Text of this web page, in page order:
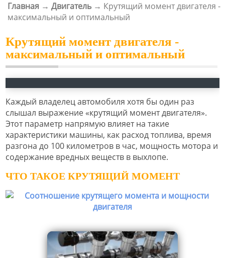
ВЫ ЗДЕСЬ
Главная → Двигатель → Крутящий момент двигателя -
максимальный и оптимальный
Крутящий момент двигателя -
максимальный и оптимальный
Каждый владелец автомобиля хотя бы один раз
слышал выражение «крутящий момент двигателя».
Этот параметр напрямую влияет на такие
характеристики машины, как расход топлива, время
разгона до 100 километров в час, мощность мотора и
содержание вредных веществ в выхлопе.
ЧТО ТАКОЕ КРУТЯЩИЙ МОМЕНТ